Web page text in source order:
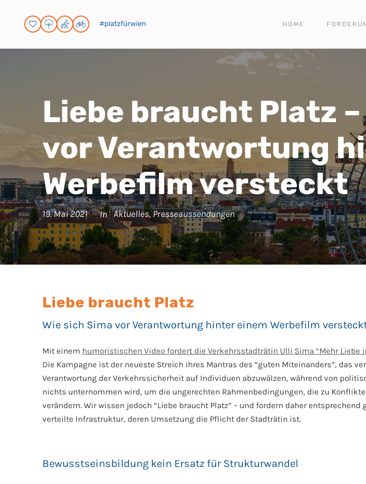
HOME
Liebe braucht Platz
vor Verantwortung
Werbefilm versteckt
19. Mai 2021 In Aktuelles, Presseaussendungen
Liebe braucht Platz
Wie sich Sima vor Verantwortung hinter einem Werbefilm
Mit einem humoristischen Video fordert die Verkehrsstadträtin Ulli Sima “Mehr Liebe
Die Kampagne ist der neueste Streich ihres Mantras des “guten Miteinanders”, das
Verantwortung der Verkehrssicherheit auf Individuen abzuwälzen, während von
nichts unternommen wird, um die ungerechten Rahmenbedingungen, die zu
verändern. Wir wissen jedoch “Liebe braucht Platz” – und fordern daher entsprechend
verteilte Infrastruktur, deren Umsetzung die Pflicht der Stadträtin ist.
Bewusstseinsbildung kein Ersatz für Strukturwandel